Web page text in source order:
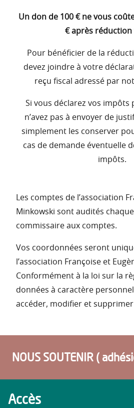
Un don de 100 € ne vous
€ après réduction
Pour bénéficier de la
devez joindre à votre
reçu fiscal adressé par
Si vous déclarez vos impôts
n’avez pas à envoyer de
simplement les conserver
cas de demande éventuelle
impôts.
Les comptes de l’association
Minkowski sont audités
commissaire aux comptes.
Vos coordonnées seront
l’association Françoise et
Conformément à la loi sur la
données à caractère
accéder, modifier et
NOUS SOUTENIR (
Accès